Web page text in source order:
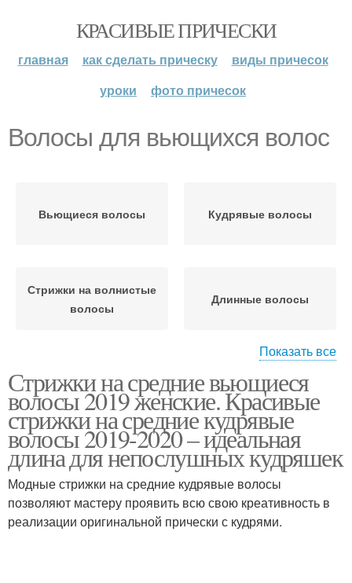
КРАСИВЫЕ ПРИЧЕСКИ
главная как сделать прическу
виды причесок
уроки
фото причесок
Волосы для вьющихся волос
Вьющиеся волосы Кудрявые волосы
Стрижки на волнистые
волосы
Длинные волосы
волос
Волос без укладки
Пушистые волосы
Стрижки на кудрявые
волосы
Показать все
Стрижки на средние вьющиеся
волосы 2019 женские. Красивые
стрижки на средние кудрявые
волосы 2019-2020 – идеальная
длина для непослушных кудряшек
Модные стрижки на средние кудрявые волосы
позволяют мастеру проявить всю свою креативность в
реализации оригинальной прически с кудрями.